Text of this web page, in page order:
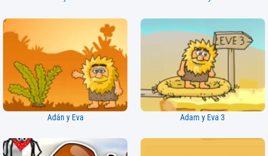
Adán y Eva Adam y Eva 3